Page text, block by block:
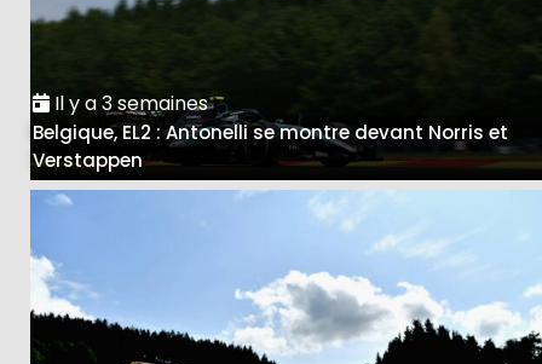
Il y a 3 semaines
Belgique, EL2 : Antonelli se montre devant Norris et
Verstappen